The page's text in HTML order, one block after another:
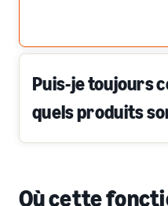
Puis-je toujours
quels produits
Où cette